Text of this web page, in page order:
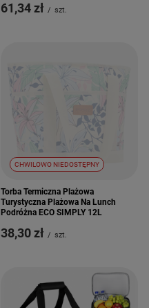
61,34 zł / szt.
CHWILOWO NIEDOSTĘPNY
Torba Termiczna Plażowa
Turystyczna Plażowa Na Lunch
Podróżna ECO SIMPLY 12L
38,30 zł / szt.